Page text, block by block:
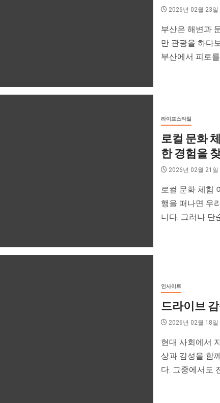
2026년 02월 23일
부산은 해변과
만 관광을 하다
부산에서 피로
라이프스타일
로컬 문화
한 경험을
2026년 02월 21일
로컬 문화 체험
행을 떠나면 우
니다. 그러나 단
인사이트
드라이브
2026년 02월 18일
현대 사회에서
상과 감성을 함
다. 그중에서도